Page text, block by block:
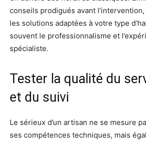
conseils prodigués avant
les solutions adaptées à votre type
souvent le professionnalisme et
spécialiste.
Tester la qualité du
et du suivi
Le sérieux d’un artisan ne se mesure
ses compétences techniques, mais